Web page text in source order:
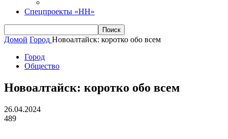
Спецпроекты «НН»
Домой Город Новоалтайск: коротко обо всем
Город
Общество
Новоалтайск: коротко обо всем
26.04.2024
489